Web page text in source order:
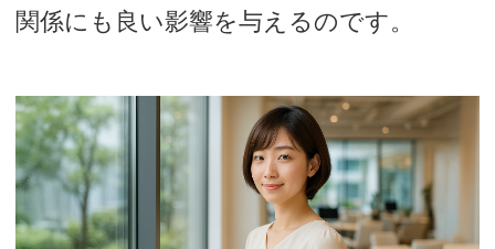
関係にも良い影響を与えるのです。